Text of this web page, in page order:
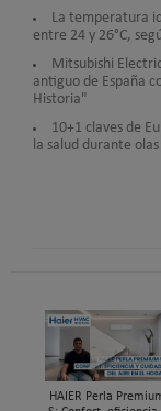
La temperatura
entre 24 y 26°C,
Mitsubishi
antiguo de España
Historia"
10+1 claves de
la salud durante
HAIER Perla